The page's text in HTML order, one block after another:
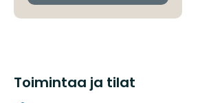
Toimintaa ja tilat